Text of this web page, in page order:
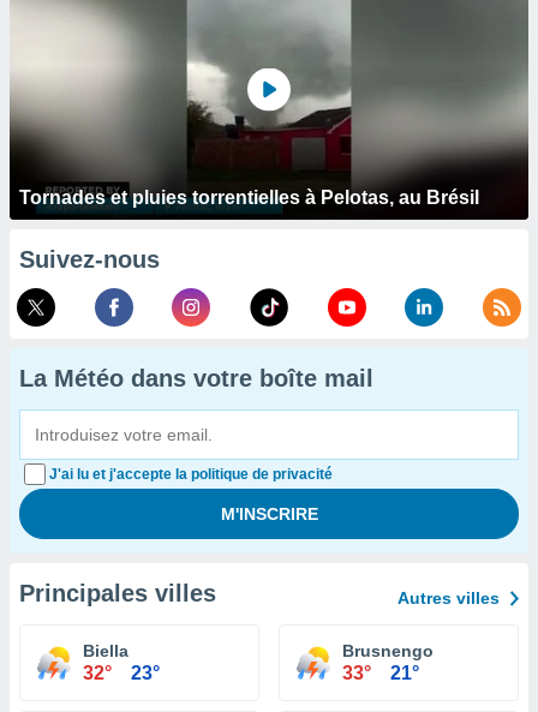
Tornades et pluies torrentielles à Pelotas, au Brésil
Suivez-nous
La Météo dans votre boîte mail
J'ai lu et j'accepte la politique de privacité
Principales villes Autres villes
Biella
32° 23°
Brusnengo
33° 21°